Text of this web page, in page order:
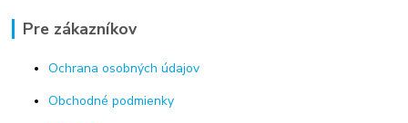
Pre zákazníkov
Ochrana osobných údajov
Obchodné podmienky